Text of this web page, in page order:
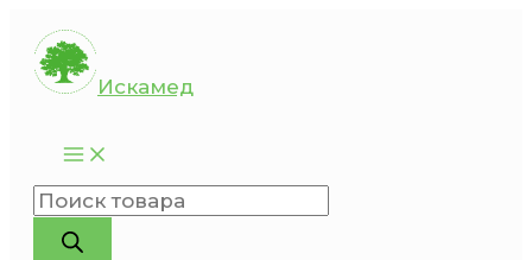
Перейти
содержимому
Искамед
Поиск
товаров